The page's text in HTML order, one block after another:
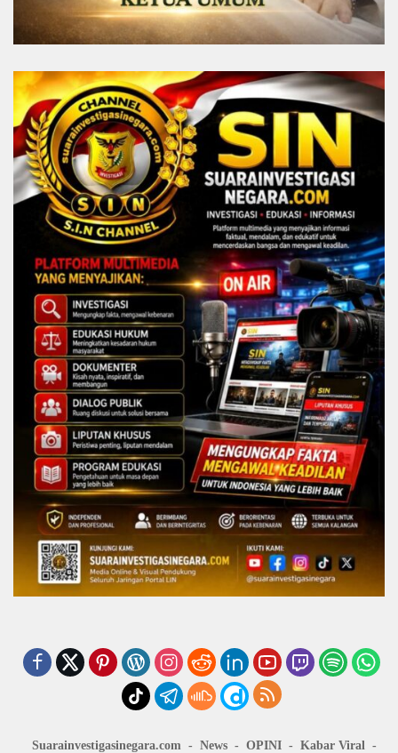
Suarainvestigasinegara.com News OPINI Kabar Viral